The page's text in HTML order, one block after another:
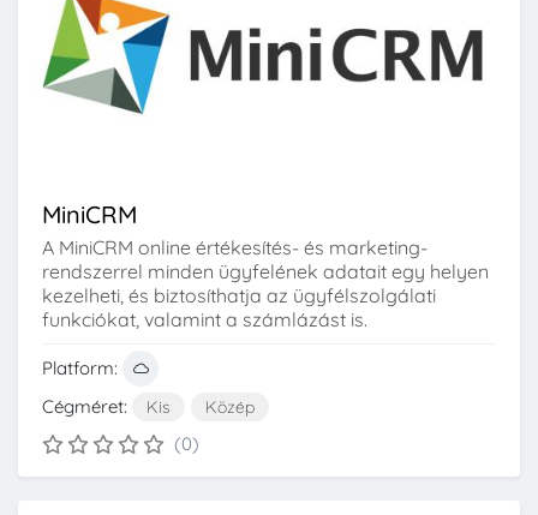
MiniCRM
A MiniCRM online értékesítés- és marketing-
rendszerrel minden ügyfelének adatait egy helyen
kezelheti, és biztosíthatja az ügyfélszolgálati
funkciókat, valamint a számlázást is.
Platform:
Cégméret:
Kis Közép
(0)